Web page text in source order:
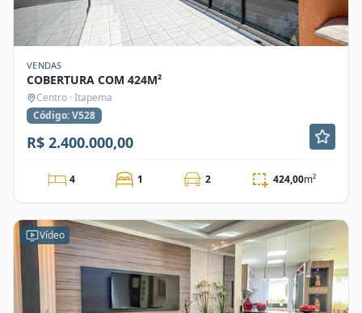
VENDAS
COBERTURA COM 424M²
Centro · Itapema
Código: V528
R$ 2.400.000,00
4 1 2 424,00m²
Vídeo